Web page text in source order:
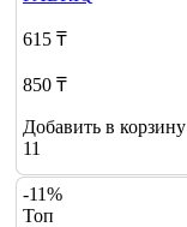
615 ₸
850 ₸
Добавить в корзину
11
-11%
Топ